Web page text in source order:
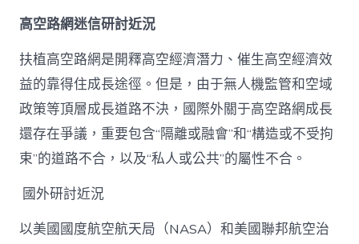
高空路網迷信研討近況
扶植高空路網是開釋高空經濟潛力、催生高空經濟效
益的靠得住成長途徑。但是，由于無人機監管和空域
政策等頂層成長道路不決，國際外關于高空路網成長
還存在爭議，重要包含“隔離或融會”和“構造或不受拘
束”的道路不合，以及“私人或公共”的屬性不合。
國外研討近況
以美國國度航空航天局（NASA）和美國聯邦航空治